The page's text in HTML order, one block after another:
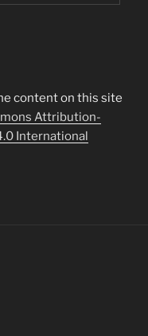
content on this site
Attribution-
International